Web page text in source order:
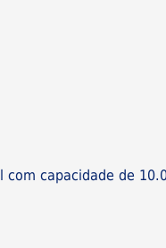
com capacidade de